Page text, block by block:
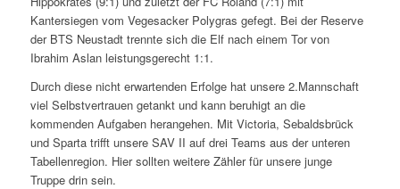
Kantersiegen vom Vegesacker Polygras gefegt. Bei der Reserve
der BTS Neustadt trennte sich die Elf nach einem Tor von
Ibrahim Aslan leistungsgerecht 1:1.
Durch diese nicht erwartenden Erfolge hat unsere 2.Mannschaft
viel Selbstvertrauen getankt und kann beruhigt an die
kommenden Aufgaben herangehen. Mit Victoria, Sebaldsbrück
und Sparta trifft unsere SAV II auf drei Teams aus der unteren
Tabellenregion. Hier sollten weitere Zähler für unsere junge
Truppe drin sein.